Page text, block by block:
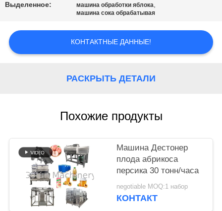
СВЯЖИТЕСЬ
МЫ
СПРОСИТЕ
ЦИТАТУ
КАРТА
САЙТА
Выделенное: машина обработки яблока,
машина сока обрабатывая
КОНТАКТНЫЕ ДАННЫЕ!
РАСКРЫТЬ ДЕТАЛИ
Похожие продукты
Машина Дестонер
плода абрикоса
персика 30 тонн/часа
negotiable MOQ:1 набор
КОНТАКТ